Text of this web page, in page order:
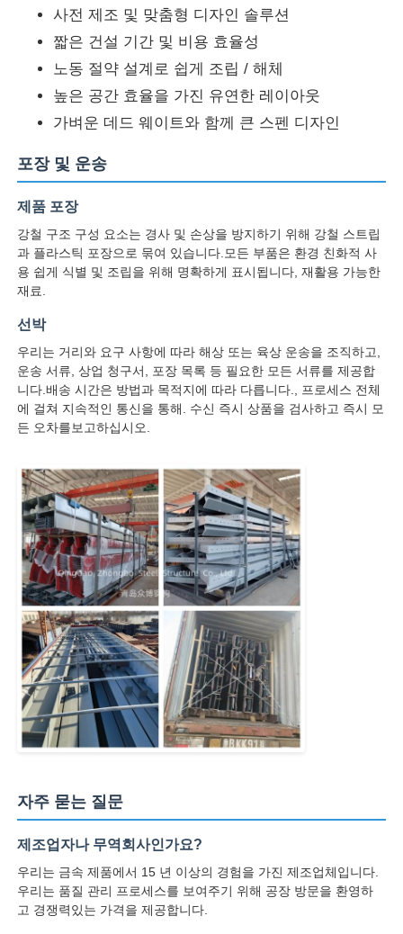
사전 제조 및 맞춤형 디자인 솔루션
짧은 건설 기간 및 비용 효율성
노동 절약 설계로 쉽게 조립 / 해체
높은 공간 효율을 가진 유연한 레이아웃
가벼운 데드 웨이트와 함께 큰 스펜 디자인
포장 및 운송
제품 포장
강철 구조 구성 요소는 경사 및 손상을 방지하기 위해 강철 스트립
과 플라스틱 포장으로 묶여 있습니다.모든 부품은 환경 친화적 사
용 쉽게 식별 및 조립을 위해 명확하게 표시됩니다, 재활용 가능한
재료.
선박
우리는 거리와 요구 사항에 따라 해상 또는 육상 운송을 조직하고,
운송 서류, 상업 청구서, 포장 목록 등 필요한 모든 서류를 제공합
니다.배송 시간은 방법과 목적지에 따라 다릅니다., 프로세스 전체
에 걸쳐 지속적인 통신을 통해. 수신 즉시 상품을 검사하고 즉시 모
든 오차를보고하십시오.
자주 묻는 질문
제조업자나 무역회사인가요?
우리는 금속 제품에서 15 년 이상의 경험을 가진 제조업체입니다.
우리는 품질 관리 프로세스를 보여주기 위해 공장 방문을 환영하
고 경쟁력있는 가격을 제공합니다.